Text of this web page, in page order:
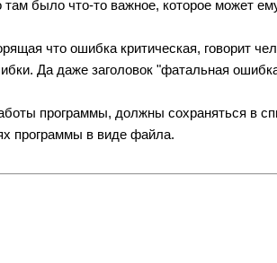
там было что-то важное, которое может
что ошибка критическая, говорит
Да даже заголовок "фатальная
программы, должны сохраняться в
программы в виде файла.